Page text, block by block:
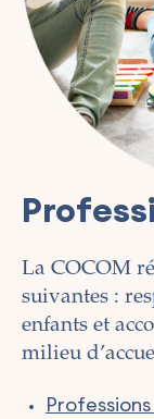
La COCOM
suivantes :
enfants et
milieu